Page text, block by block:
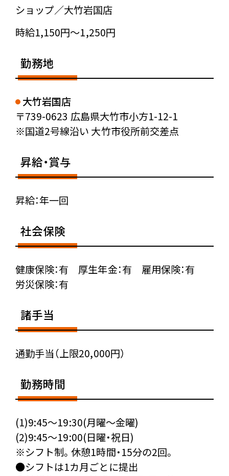
ショップ／大竹岩国店
時給1,150円〜1,250円
勤務地
大竹岩国店
〒739-0623 広島県大竹市小方1-12-1
※国道2号線沿い 大竹市役所前交差点
昇給・賞与
昇給：年一回
社会保険
健康保険：有 厚生年金：有 雇用保険：有
労災保険：有
諸手当
通勤手当（上限20,000円）
勤務時間
(1)9:45～19:30(月曜～金曜)
(2)9:45～19:00(日曜・祝日)
※シフト制。休憩1時間・15分の2回。
●シフトは1カ月ごとに提出